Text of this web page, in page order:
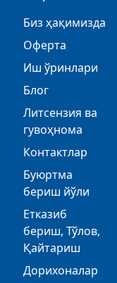
Биз ҳақимизда
Оферта
Иш ўринлари
Блог
Литсензия ва
гувоҳнома
Контактлар
Буюртма
бериш йўли
Етказиб
бериш, Тўлов,
Қайтариш
Дорихоналар